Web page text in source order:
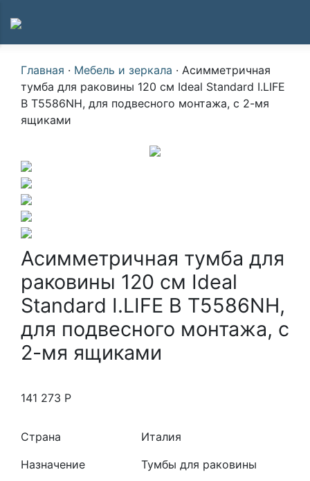
Главная · Мебель и зеркала · Асимметричная
тумба для раковины 120 см Ideal Standard I.LIFE
B T5586NH, для подвесного монтажа, с 2-мя
ящиками
Асимметричная тумба для
раковины 120 см Ideal
Standard I.LIFE B T5586NH,
для подвесного монтажа, с
2-мя ящиками
141 273 Р
Страна
Италия
Назначение
Тумбы для раковины